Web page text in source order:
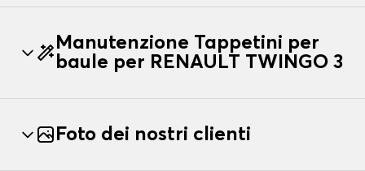
Manutenzione Tappetini per
baule per RENAULT TWINGO 3
Foto dei nostri clienti